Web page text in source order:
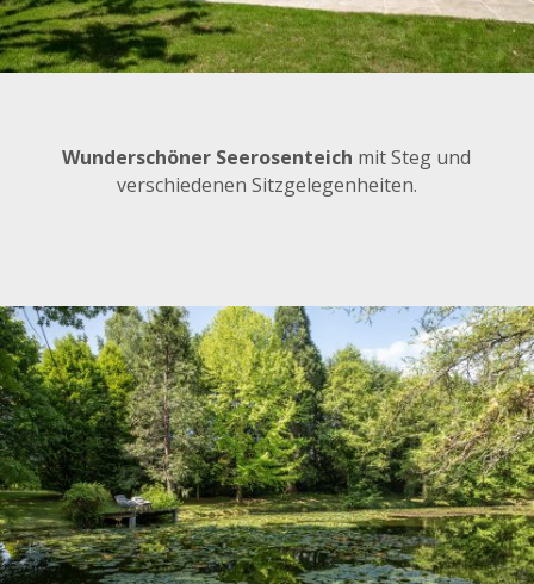
Wunderschöner Seerosenteich mit Steg und
verschiedenen Sitzgelegenheiten.